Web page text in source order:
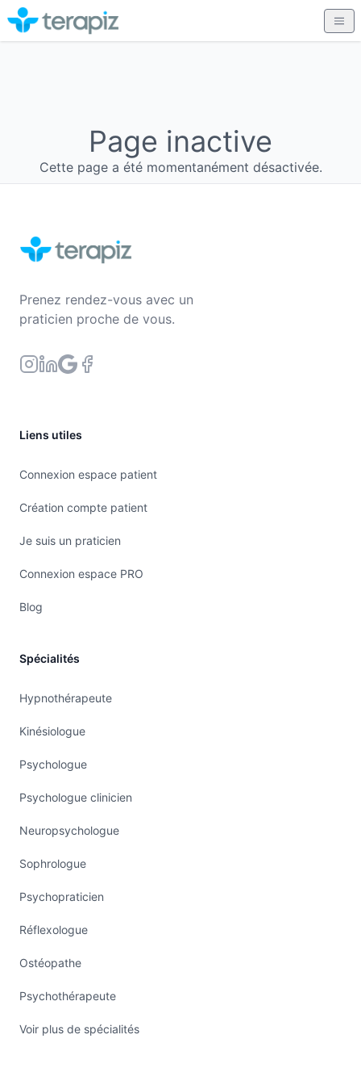
Page inactive
Cette page a été momentanément désactivée.
Prenez rendez-vous avec un
praticien proche de vous.
Liens utiles
Connexion espace patient
Création compte patient
Je suis un praticien
Connexion espace PRO
Blog
Spécialités
Hypnothérapeute
Kinésiologue
Psychologue
Psychologue clinicien
Neuropsychologue
Sophrologue
Psychopraticien
Réflexologue
Ostéopathe
Psychothérapeute
Voir plus de spécialités